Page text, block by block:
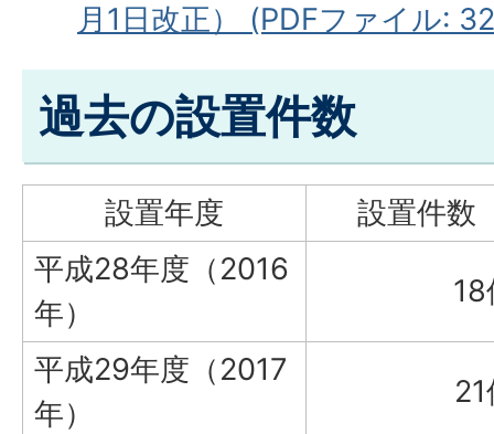
月1日改正） (PDFファイル:
過去の設置件数
設置年度
設置件数
平成28年度（2016
年）
18
平成29年度（2017
年）